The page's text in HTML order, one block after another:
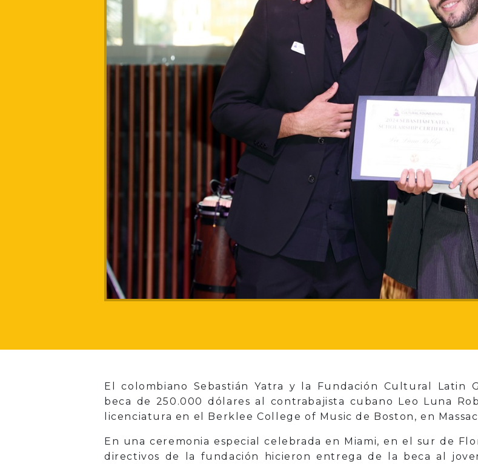
El colombiano Sebastián Yatra y la Fundación Cultural Latin
beca de 250.000 dólares al contrabajista cubano Leo Luna
licenciatura en el Berklee College of Music de Boston, en
En una ceremonia especial celebrada en Miami, en el sur de
directivos de la fundación hicieron entrega de la beca al